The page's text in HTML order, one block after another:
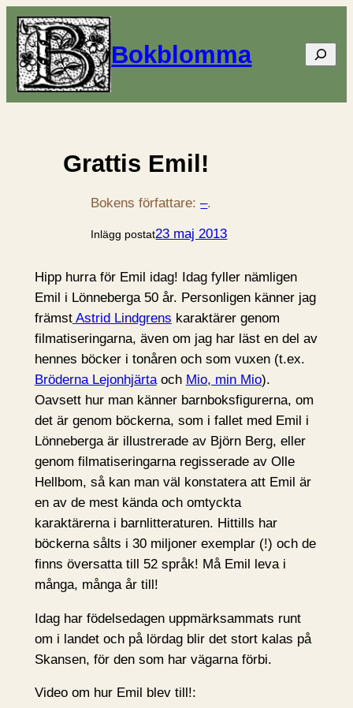
Bokblomma Sök
Grattis Emil!
Bokens författare:–.
Inlägg postat23 maj 2013
Hipp hurra för Emil idag! Idag fyller nämligen
Emil i Lönneberga 50 år. Personligen känner jag
främstAstrid Lindgrens karaktärer genom
filmatiseringarna, även om jag har läst en del av
hennes böcker i tonåren och som vuxen (t.ex.
Bröderna Lejonhjärtaoch Mio, min Mio).
Oavsett hur man känner barnboksfigurerna, om
det är genom böckerna, som i fallet med Emil i
Lönneberga är illustrerade av Björn Berg, eller
genom filmatiseringarna regisserade av Olle
Hellbom, så kan man väl konstatera att Emil är
en av de mest kända och omtyckta
karaktärerna i barnlitteraturen. Hittills har
böckerna sålts i 30 miljoner exemplar (!) och de
finns översatta till 52 språk! Må Emil leva i
många, många år till!
Idag har födelsedagen uppmärksammats runt
om i landet och på lördag blir det stort kalas på
Skansen, för den som har vägarna förbi.
Video om hur Emil blev till!: